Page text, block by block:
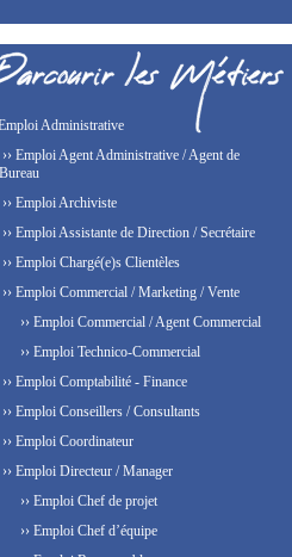
Emploi Administrative
›› Emploi Agent Administrative / Agent de
Bureau
›› Emploi Archiviste
›› Emploi Assistante de Direction / Secrétaire
›› Emploi Chargé(e)s Clientèles
›› Emploi Commercial / Marketing / Vente
›› Emploi Commercial / Agent Commercial
›› Emploi Technico-Commercial
›› Emploi Comptabilité - Finance
›› Emploi Conseillers / Consultants
›› Emploi Coordinateur
›› Emploi Directeur / Manager
›› Emploi Chef de projet
›› Emploi Chef d’équipe